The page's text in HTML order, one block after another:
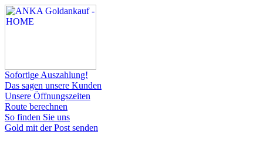
Sofortige Auszahlung!
Das sagen unsere Kunden
Unsere Öffnungszeiten
Route berechnen
So finden Sie uns
Gold mit der Post senden